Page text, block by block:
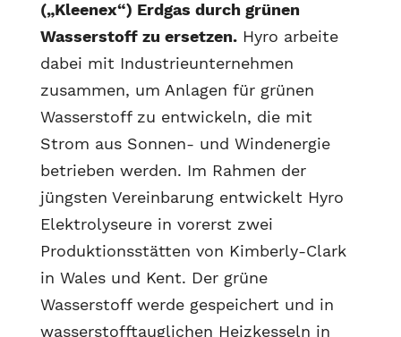
(„Kleenex“) Erdgas durch grünen
Wasserstoff zu ersetzen.Hyro arbeite
dabei mit Industrieunternehmen
zusammen, um Anlagen für grünen
Wasserstoff zu entwickeln, die mit
Strom aus Sonnen- und Windenergie
betrieben werden. Im Rahmen der
jüngsten Vereinbarung entwickelt Hyro
Elektrolyseure in vorerst zwei
Produktionsstätten von Kimberly-Clark
in Wales und Kent. Der grüne
Wasserstoff werde gespeichert und in
wasserstofftauglichen Heizkesseln in